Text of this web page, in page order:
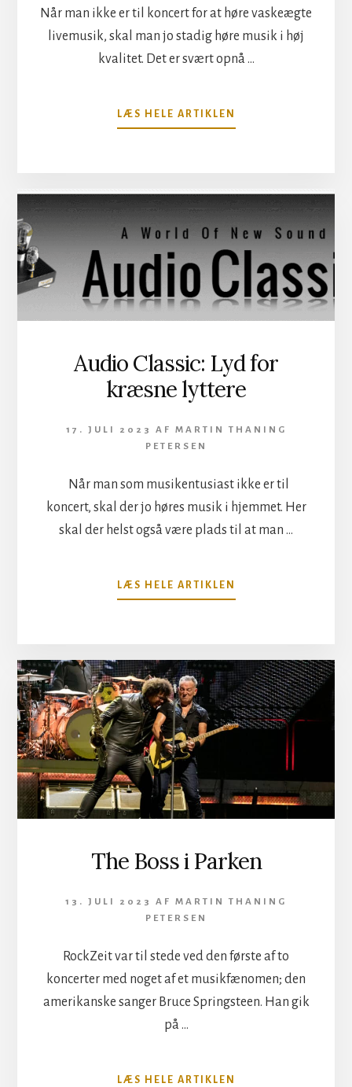
Når man ikke er til koncert for at høre vaskeægte
livemusik, skal man jo stadig høre musik i høj
kvalitet. Det er svært opnå …
LÆS HELE ARTIKLEN
LYTTETEST
AUDIO
Audio Classic: Lyd for
kræsne lyttere
17. JULI 2023 AF MARTIN THANING
PETERSEN
Når man som musikentusiast ikke er til
koncert, skal der jo høres musik i hjemmet. Her
skal der helst også være plads til at man …
LÆS HELE ARTIKLEN
AUDIO
KRÆSNE
LYTTERE
The Boss i Parken
13. JULI 2023 AF MARTIN THANING
PETERSEN
RockZeit var til stede ved den første af to
koncerter med noget af et musikfænomen; den
amerikanske sanger Bruce Springsteen. Han gik
på …
LÆS HELE ARTIKLEN